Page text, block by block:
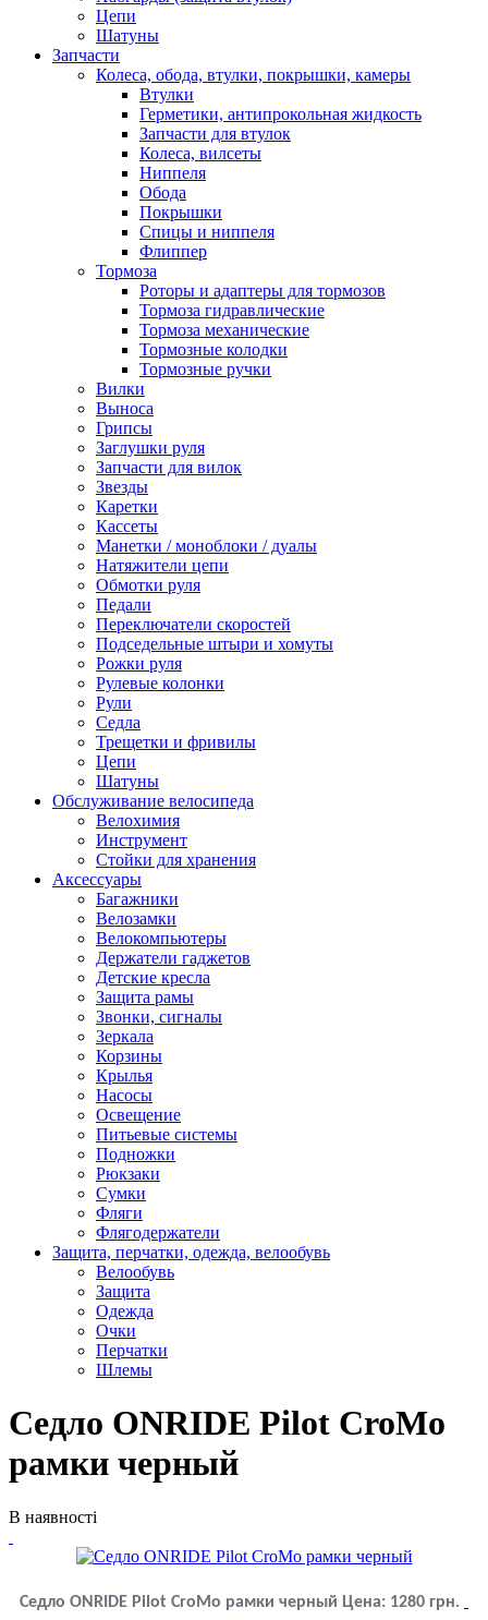
Цепи
Шатуны
Запчасти
Колеса, обода, втулки, покрышки, камеры
Втулки
Герметики, антипрокольная жидкость
Запчасти для втулок
Колеса, вилсеты
Ниппеля
Обода
Покрышки
Спицы и ниппеля
Флиппер
Тормоза
Роторы и адаптеры для тормозов
Тормоза гидравлические
Тормоза механические
Тормозные колодки
Тормозные ручки
Вилки
Выноса
Грипсы
Заглушки руля
Запчасти для вилок
Звезды
Каретки
Кассеты
Манетки / моноблоки / дуалы
Натяжители цепи
Обмотки руля
Педали
Переключатели скоростей
Подседельные штыри и хомуты
Рожки руля
Рулевые колонки
Рули
Седла
Трещетки и фривилы
Цепи
Шатуны
Обслуживание велосипеда
Велохимия
Инструмент
Стойки для хранения
Аксессуары
Багажники
Велозамки
Велокомпьютеры
Держатели гаджетов
Детские кресла
Защита рамы
Звонки, сигналы
Зеркала
Корзины
Крылья
Насосы
Освещение
Питьевые системы
Подножки
Рюкзаки
Сумки
Фляги
Флягодержатели
Защита, перчатки, одежда, велообувь
Велообувь
Защита
Одежда
Очки
Перчатки
Шлемы
Седло ONRIDE Pilot CroMo
рамки черный
В наявності
Седло ONRIDE Pilot CroMo рамки черный Цена: 1280 грн.